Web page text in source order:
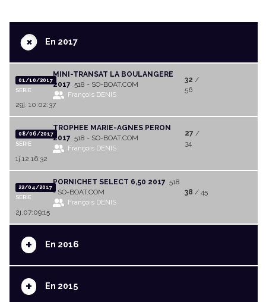
+En 2017
01/10/2017
SERIE
MINI-TRANSAT LA BOULANGERE
2017 518 - SO-BOAT.COM
François DENIS
32 /
56
29j. 10:02:37
08/06/2017
SERIE
TROPHEE MARIE-AGNES PERON
2017 518 - SO-BOAT.COM
François DENIS
27 /
34
1j.12:16:32
22/04/2017
SERIE
PORNICHET SELECT 6,50 2017 518
- SO-BOAT.COM
François DENIS
38 / 45
2j.07:09:15
+ En 2016
+ En 2015